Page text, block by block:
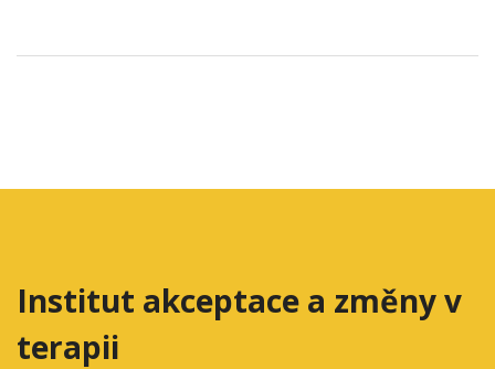
Institut akceptace a změny v
terapii